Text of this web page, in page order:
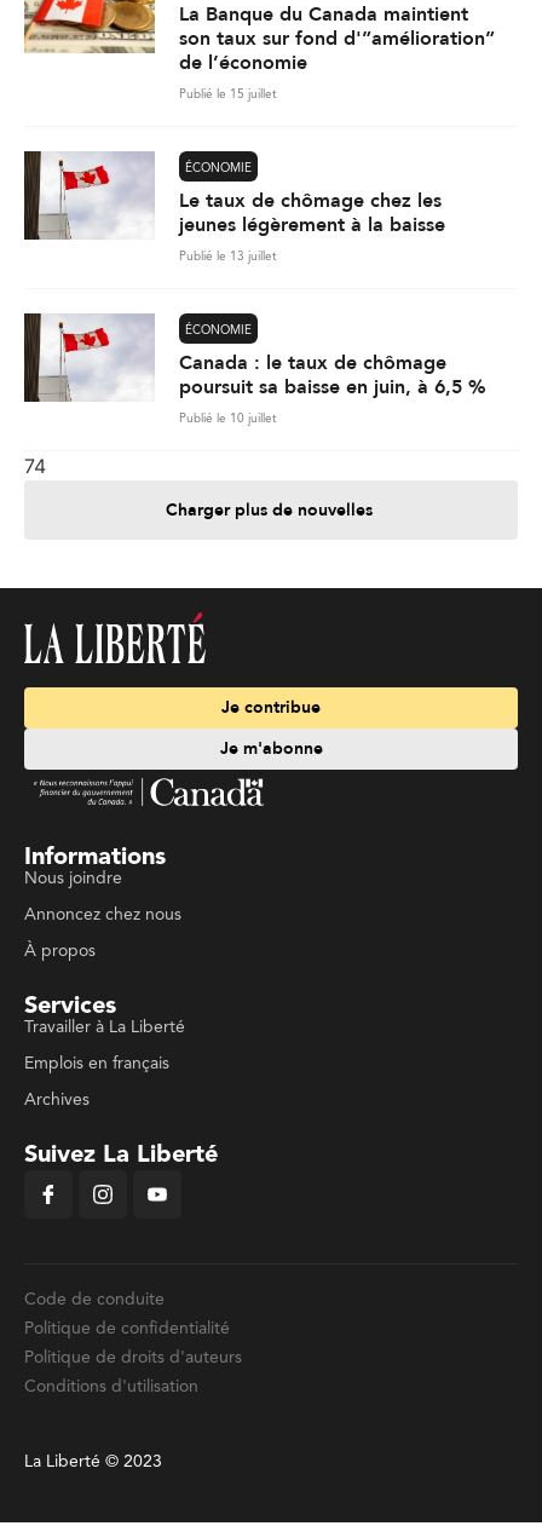
La Banque du Canada maintient
son taux sur fond d'”amélioration”
de l’économie
Publié le 15 juillet
ÉCONOMIE
Le taux de chômage chez les
jeunes légèrement à la baisse
Publié le 13 juillet
ÉCONOMIE
Canada : le taux de chômage
poursuit sa baisse en juin, à 6,5 %
Publié le 10 juillet
74
Charger plus de nouvelles
Je contribue
Je m'abonne
Informations
Nous joindre
Annoncez chez nous
À propos
Services
Travailler à La Liberté
Emplois en français
Archives
Suivez La Liberté
Code de conduite
Politique de confidentialité
Politique de droits d'auteurs
Conditions d'utilisation
La Liberté © 2023